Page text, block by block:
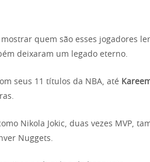
quem são esses jogadores
deixaram um legado eterno.
seus 11 títulos da NBA, até
Nikola Jokic, duas vezes MVP,
Nuggets.